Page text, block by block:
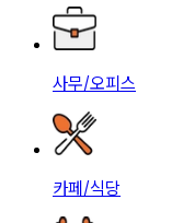
사무/오피스
카페/식당